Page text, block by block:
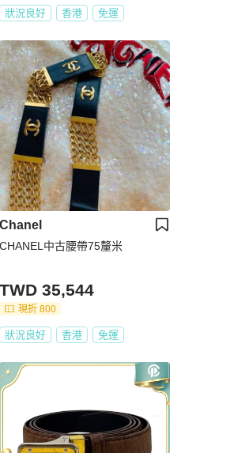
狀況良好 香港 免運
Chanel
CHANEL中古腰帶75釐米
TWD 35,544
現折 800
狀況良好 香港 免運